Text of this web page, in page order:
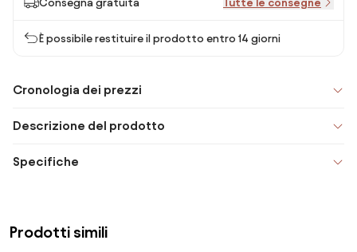
Consegna gratuita Tutte le consegne
È possibile restituire il prodotto entro 14 giorni
Cronologia dei prezzi
Descrizione del prodotto
Specifiche
Prodotti simili